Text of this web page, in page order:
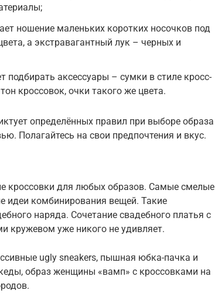
ношение маленьких коротких носочков под
а экстравагантный лук – черных и
подбирать аксессуары – сумки в стиле кросс-
кроссовок, очки такого же цвета.
определённых правил при выборе образа
Полагайтесь на свои предпочтения и вкус.
кроссовки для любых образов. Самые смелые
идеи комбинирования вещей. Такие
наряда. Сочетание свадебного платья с
кружевом уже никого не удивляет.
ugly sneakers, пышная юбка-пачка и
образ женщины «вамп» с кроссовками на